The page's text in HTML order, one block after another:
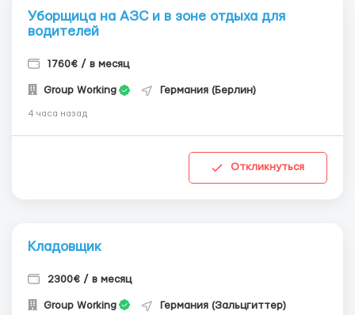
Уборщица на АЗС и в зоне отдыха для
водителей
1760€ / в месяц
Group Working Германия (Берлин)
4 часа назад
Откликнуться
Кладовщик
2300€ / в месяц
Group Working Германия (Зальцгиттер)